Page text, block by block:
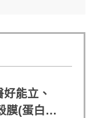
能立、
膜(蛋白聚